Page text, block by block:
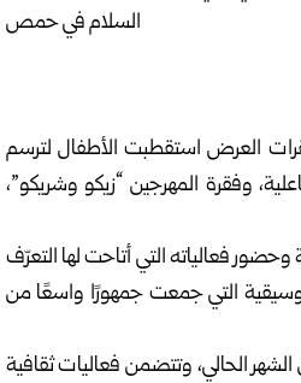
العرض استقطبت الأطفال لترسم
وفقرة المهرجين “زيكو وشريكو”،
وحضور فعالياته التي أتاحت لها التعرّف
التي جمعت جمهورًا واسعًا من
الحالي، وتتضمن فعاليات ثقافية